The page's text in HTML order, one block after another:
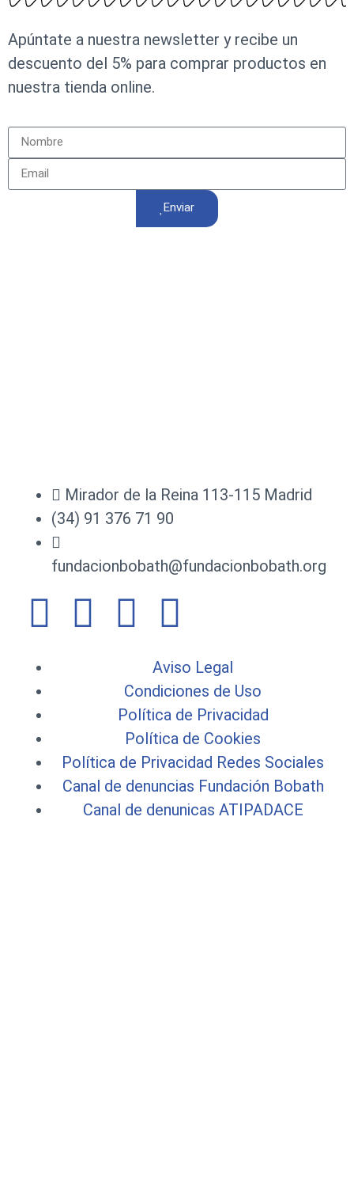
Apúntate a nuestra newsletter y recibe un
descuento del 5% para comprar productos en
nuestra tienda online.
Enviar
Mirador de la Reina 113-115 Madrid
(34) 91 376 71 90
fundacionbobath@fundacionbobath.org
Aviso Legal
Condiciones de Uso
Política de Privacidad
Política de Cookies
Política de Privacidad Redes Sociales
Canal de denuncias Fundación Bobath
Canal de denunicas ATIPADACE